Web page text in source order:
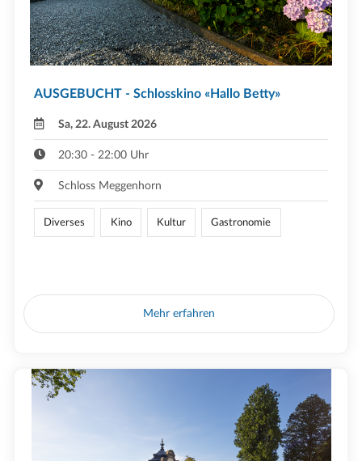
AUSGEBUCHT - Schlosskino «Hallo Betty»
Sa, 22. August 2026
20:30 - 22:00 Uhr
Schloss Meggenhorn
Diverses Kino Kultur Gastronomie
Mehr erfahren